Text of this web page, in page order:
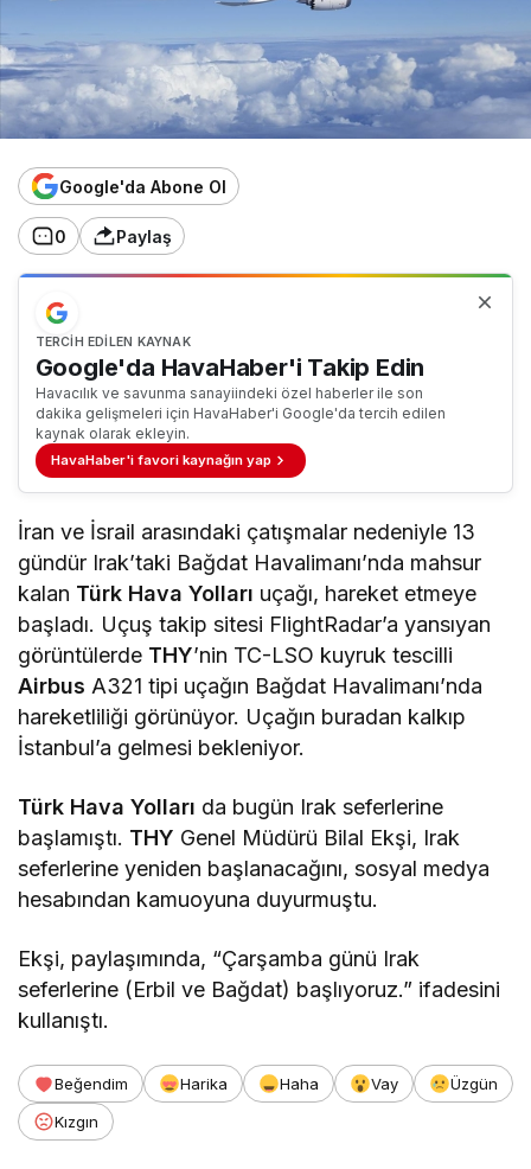
Google'da Abone Ol
0 Paylaş
TERCIH EDILEN KAYNAK
Google'da HavaHaber'i Takip Edin
Havacılık ve savunma sanayiindeki özel haberler ile son
dakika gelişmeleri için HavaHaber'i Google'da tercih edilen
kaynak olarak ekleyin.
HavaHaber'i favori kaynağın yap
İran ve İsrail arasındaki çatışmalar nedeniyle 13
gündür Irak’taki Bağdat Havalimanı’nda mahsur
kalan Türk Hava Yolları uçağı, hareket etmeye
başladı. Uçuş takip sitesi FlightRadar’a yansıyan
görüntülerde THY’nin TC-LSO kuyruk tescilli
Airbus A321 tipi uçağın Bağdat Havalimanı’nda
hareketliliği görünüyor. Uçağın buradan kalkıp
İstanbul’a gelmesi bekleniyor.
Türk Hava Yolları da bugün Irak seferlerine
başlamıştı. THY Genel Müdürü Bilal Ekşi, Irak
seferlerine yeniden başlanacağını, sosyal medya
hesabından kamuoyuna duyurmuştu.
Ekşi, paylaşımında, “Çarşamba günü Irak
seferlerine (Erbil ve Bağdat) başlıyoruz.” ifadesini
kullanıştı.
Beğendim Harika Haha Vay
Üzgün
Kızgın